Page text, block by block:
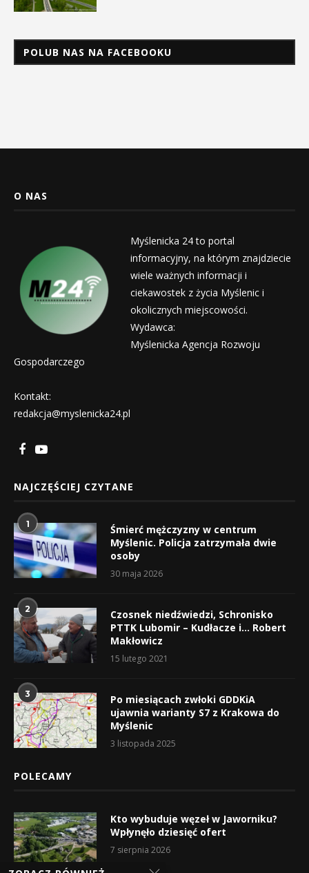
POLUB NAS NA FACEBOOKU
O NAS
Myślenicka 24 to portal
informacyjny, na którym znajdziecie
wiele ważnych informacji i
ciekawostek z życia Myślenic i
okolicznych miejscowości.
Wydawca:
Myślenicka Agencja Rozwoju
Gospodarczego
Kontakt:
redakcja@myslenicka24.pl
NAJCZĘŚCIEJ CZYTANE
1
Śmierć mężczyzny w centrum
Myślenic. Policja zatrzymała dwie
osoby
30 maja 2026
2
Czosnek niedźwiedzi, Schronisko
PTTK Lubomir – Kudłacze i… Robert
Makłowicz
15 lutego 2021
3
Po miesiącach zwłoki GDDKiA
ujawnia warianty S7 z Krakowa do
Myślenic
3 listopada 2025
POLECAMY
Kto wybuduje węzeł w Jaworniku?
Wpłynęło dziesięć ofert
7 sierpnia 2026